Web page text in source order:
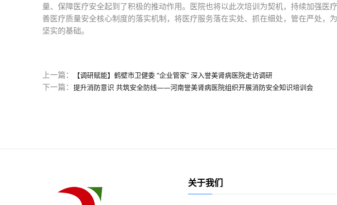
量、保障医疗安全起到了积极的推动作用。医院也将以此次培训为契机，持续加强医
善医疗质量安全核心制度的落实机制，将医疗服务落在实处、抓在细处，管在严处，
坚实的基础。
上一篇： 【调研赋能】鹤壁市卫健委 “企业管家” 深入誉美肾病医院走访调研​
下一篇： 提升消防意识 共筑安全防线——河南誉美肾病医院组织开展消防安全知识培训会
关于我们